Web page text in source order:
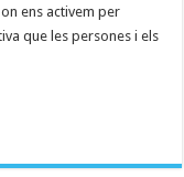
ens activem per
que les persones i els